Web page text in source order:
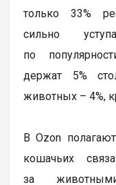
только 33%
сильно
по
держат 5%
животных – 4%,
В Ozon
кошачьих
за